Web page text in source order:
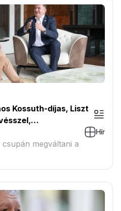
Kossuth-díjas, Liszt
művésszel, a Győri
az MMA
Hír
megváltani a